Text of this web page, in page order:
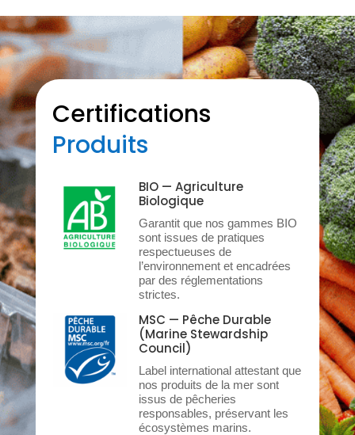
Certifications
Produits
BIO — Agriculture
Biologique
Garantit que nos gammes BIO
sont issues de pratiques
respectueuses de
l’environnement et encadrées
par des réglementations
strictes.
MSC — Pêche Durable
(Marine Stewardship
Council)
Label international attestant que
nos produits de la mer sont
issus de pêcheries
responsables, préservant les
écosystèmes marins.